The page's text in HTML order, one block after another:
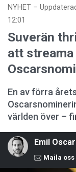
NYHET –
12:01
Suverän
att
En av förra
världen över –
Emil
Maila oss